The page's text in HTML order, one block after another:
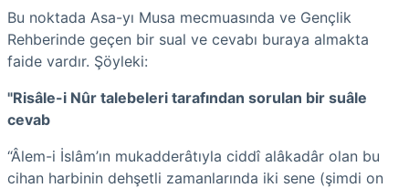
Bu noktada Asa-yı Musa mecmuasında ve Gençlik
Rehberinde geçen bir sual ve cevabı buraya almakta
faide vardır. Şöyleki:
"Risâle-i Nûr talebeleri tarafından sorulan bir suâle
cevab
“Âlem-i İslâm’ın mukadderâtıyla ciddî alâkadâr olan bu
cihan harbinin dehşetli zamanlarında iki sene (şimdi on